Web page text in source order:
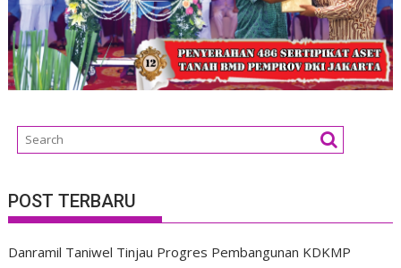
POST TERBARU
Danramil Taniwel Tinjau Progres Pembangunan KDKMP